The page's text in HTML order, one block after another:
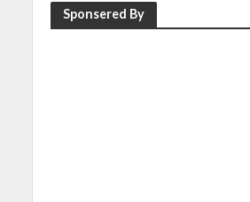
Sponsered By